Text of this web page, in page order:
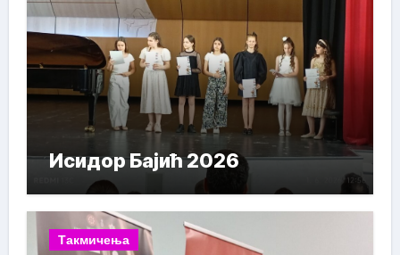
Исидор Бајић 2026
Такмичења